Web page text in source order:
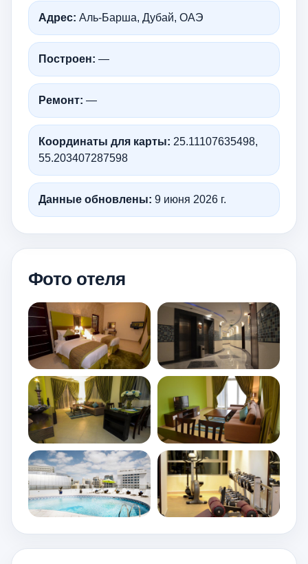
Адрес: Аль-Барша, Дубай, ОАЭ
Построен: —
Ремонт: —
Координаты для карты: 25.11107635498,
55.203407287598
Данные обновлены: 9 июня 2026 г.
Фото отеля